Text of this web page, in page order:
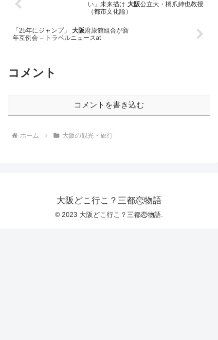
い」未来描け 大阪公立大・橋爪紳也教授
（都市文化論）
「25年にジャンプ」 大阪府旅館組合が新
年互例会 – トラベルニュースat
コメント
コメントを書き込む
ホーム 大阪の観光・旅行
大阪どこ行こ？三都恋物語
© 2023 大阪どこ行こ？三都恋物語.